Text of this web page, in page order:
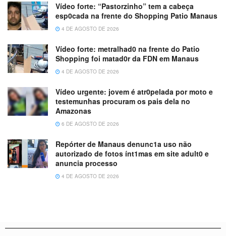
Vídeo forte: “Pastorzinho” tem a cabeça
esp0cada na frente do Shopping Patio Manaus
4 DE AGOSTO DE 2026
Vídeo forte: metralhad0 na frente do Patio
Shopping foi matad0r da FDN em Manaus
4 DE AGOSTO DE 2026
Vídeo urgente: jovem é atr0pelada por moto e
testemunhas procuram os pais dela no
Amazonas
6 DE AGOSTO DE 2026
Repórter de Manaus denunc1a uso não
autorizado de fotos ínt1mas em site adult0 e
anuncia processo
4 DE AGOSTO DE 2026